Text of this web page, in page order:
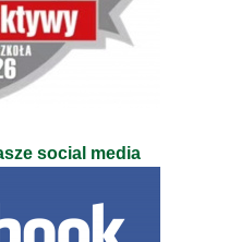
social media